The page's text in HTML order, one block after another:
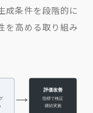
成条件を段階的に
を高める取り組み